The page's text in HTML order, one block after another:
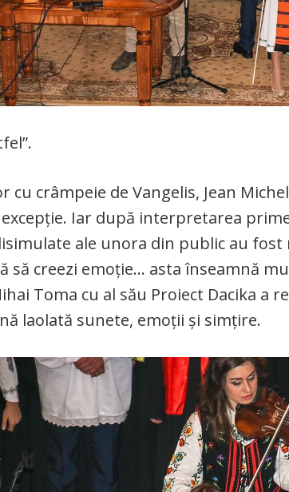
cu crâmpeie de Vangelis, Jean
Iar după interpretarea
ale unora din public au
să creezi emoție… asta înseamnă
Toma cu al său Proiect Dacika a
laolată sunete, emoții și simțire.